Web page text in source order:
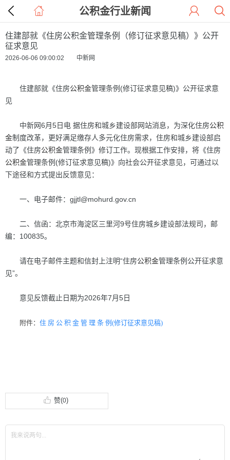
公积金行业新闻
住建部就《住房公积金管理条例（修订征求意见稿）》公开
征求意见
2026-06-06 09:00:02 中新网
住建部就《住房公积金管理条例(修订征求意见稿)》公开征求意
见
中新网6月5日电 据住房和城乡建设部网站消息，为深化住房公积
金制度改革，更好满足缴存人多元化住房需求，住房和城乡建设部启
动了《住房公积金管理条例》修订工作。现根据工作安排，将《住房
公积金管理条例(修订征求意见稿)》向社会公开征求意见，可通过以
下途径和方式提出反馈意见：
一、电子邮件：gjjtl@mohurd.gov.cn
二、信函：北京市海淀区三里河9号住房城乡建设部法规司，邮
编：100835。
请在电子邮件主题和信封上注明“住房公积金管理条例公开征求意
见”。
意见反馈截止日期为2026年7月5日
附件： 住 房 公 积 金 管 理 条 例(修订征求意见稿)
赞(0)